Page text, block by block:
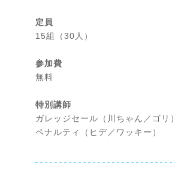
定員
15組（30人）
参加費
無料
特別講師
ガレッジセール（川ちゃん／ゴリ）
ペナルティ（ヒデ／ワッキー）